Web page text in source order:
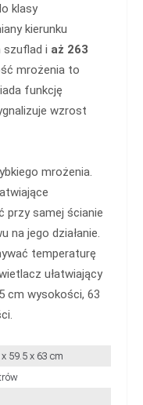
klasy
kierunku
szuflad i aż 263
mrożenia to
funkcję
wzrost
mrożenia.
przy samej ścianie
na jego działanie.
temperaturę
ułatwiający
cm wysokości, 63
59.5 x 63 cm